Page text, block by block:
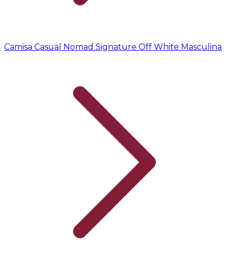
Camisa Casual Nomad Signature Off White Masculina